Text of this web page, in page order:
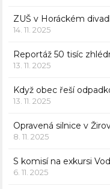
ZUŠ v Horáckém
14. 11. 2025
Reportáž 50 tisíc
13. 11. 2025
Když obec řeší
13. 11. 2025
Opravená silnice v
8. 11. 2025
S komisí na exkursi
6. 11. 2025